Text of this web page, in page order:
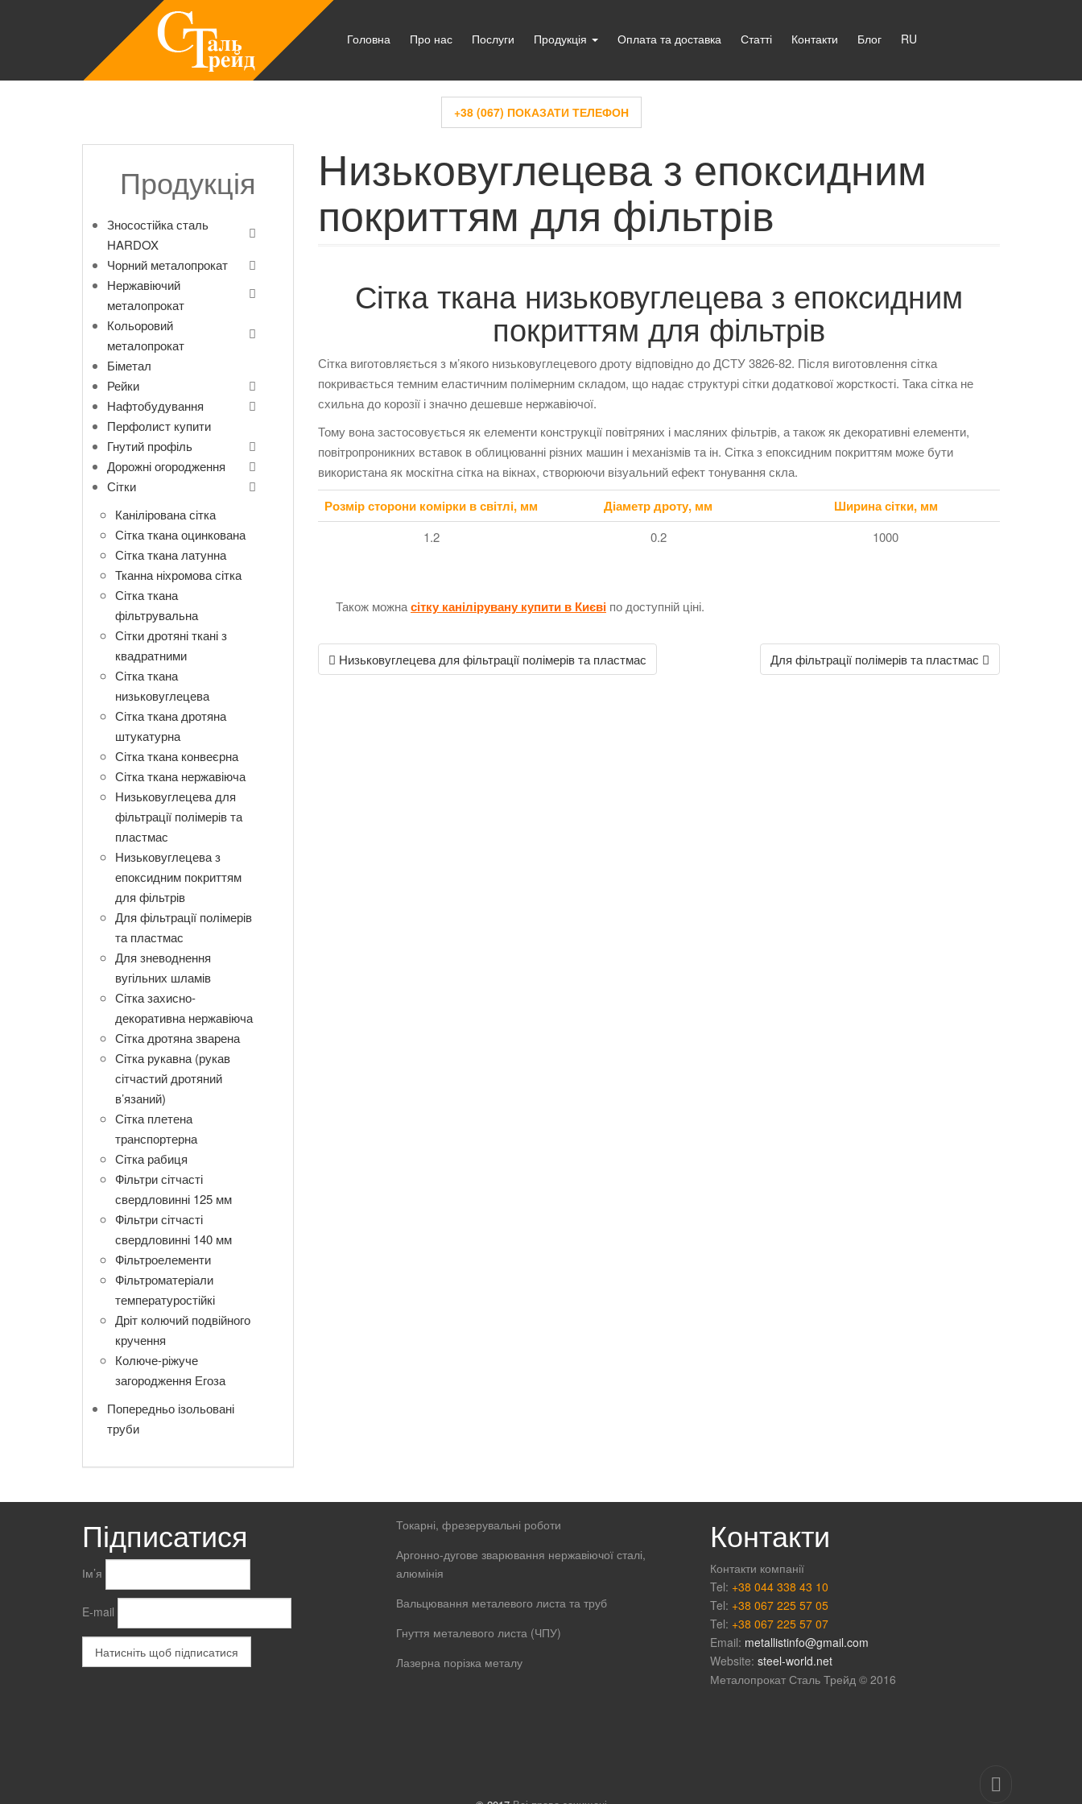
Головна Про нас Послуги Продукція Оплата та доставка Статті Контакти Блог RU
+38 (067) ПОКАЗАТИ ТЕЛЕФОН
Низьковуглецева з епоксидним
покриттям для фільтрів
Сітка ткана низьковуглецева з епоксидним
покриттям для фільтрів
Сітка виготовляється з м’якого низьковуглецевого дроту відповідно до ДСТУ 3826-82. Після виготовлення сітка
покривається темним еластичним полімерним складом, що надає структурі сітки додаткової жорсткості. Така сітка не
схильна до корозії і значно дешевше нержавіючої.
Тому вона застосовується як елементи конструкції повітряних і масляних фільтрів, а також як декоративні елементи,
повітропроникних вставок в облицюванні різних машин і механізмів та ін. Сітка з епоксидним покриттям може бути
використана як москітна сітка на вікнах, створюючи візуальний ефект тонування скла.
Розмір сторони комірки в світлі, мм Діаметр дроту, мм Ширина сітки, мм
1.2 0.2 1000
Також можнасітку канілірувану купити в Києві по доступній ціні.
Post
navigation
Низьковуглецева для фільтрації полімерів та пластмас Для фільтрації полімерів та пластмас
Продукція
Зносостійка сталь
HARDOX
Чорний металопрокат
Нержавіючий
металопрокат
Кольоровий
металопрокат
Біметал
Рейки
Нафтобудування
Перфолист купити
Гнутий профіль
Дорожні огородження
Сітки
Канілірована сітка
Сітка ткана оцинкована
Сітка ткана латунна
Тканна ніхромова сітка
Сітка ткана
фільтрувальна
Сітки дротяні ткані з
квадратними
Сітка ткана
низьковуглецева
Сітка ткана дротяна
штукатурна
Сітка ткана конвеєрна
Сітка ткана нержавіюча
Низьковуглецева для
фільтрації полімерів та
пластмас
Низьковуглецева з
епоксидним покриттям
для фільтрів
Для фільтрації полімерів
та пластмас
Для зневоднення
вугільних шламів
Сітка захисно-
декоративна нержавіюча
Сітка дротяна зварена
Сітка рукавна (рукав
сітчастий дротяний
в’язаний)
Сітка плетена
транспортерна
Сітка рабиця
Фільтри сітчасті
свердловинні 125 мм
Фільтри сітчасті
свердловинні 140 мм
Фільтроелементи
Фільтроматеріали
температуростійкі
Дріт колючий подвійного
кручення
Колюче-ріжуче
загородження Егоза
Попередньо ізольовані
труби
Підписатися
Ім’я
E-mail
Токарні, фрезерувальні роботи
Аргонно-дугове зварювання нержавіючої сталі,
алюмінія
Вальцювання металевого листа та труб
Гнуття металевого листа (ЧПУ)
Лазерна порізка металу
Контакти
Контакти компанії
Tel: +38 044 338 43 10
Tel: +38 067 225 57 05
Tel: +38 067 225 57 07
Email: metallistinfo@gmail.com
Website: steel-world.net
Металопрокат Сталь Трейд © 2016